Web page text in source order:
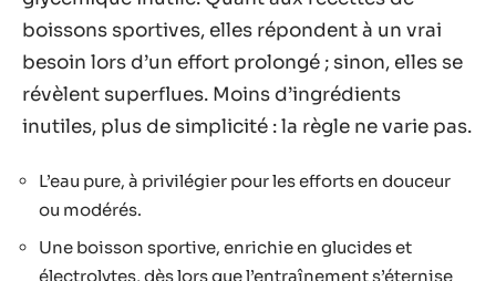
attention à l’excès de sucre, aux additifs ou
colorants. Les arômes artificiels, les édulcorants
et certains conservateurs (comme le E445) ne
rendent aucun service ni à l’hydratation ni à
Lorsque l’entraînement reste tranquille, l’eau
bourrées de calories n’apportent qu’un pic